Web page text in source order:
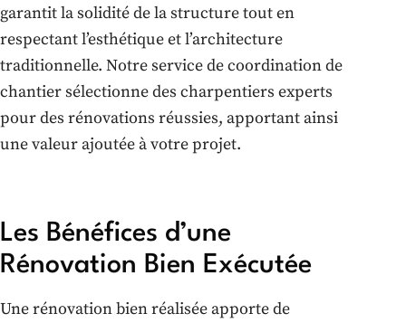
garantit la solidité de la structure tout en
respectant l’esthétique et l’architecture
traditionnelle. Notre service de coordination de
chantier sélectionne des charpentiers experts
pour des rénovations réussies, apportant ainsi
une valeur ajoutée à votre projet.
Les Bénéfices d’une
Rénovation Bien Exécutée
Une rénovation bien réalisée apporte de